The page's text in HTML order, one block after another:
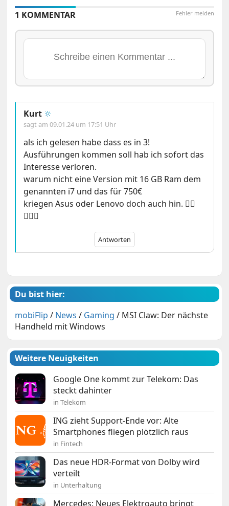
Fehler melden
1 KOMMENTAR
Kurt 🔆
sagt am09.01.24 um 17:51 Uhr
als ich gelesen habe dass es in 3!
Ausführungen kommen soll hab ich sofort das
Interesse verloren.
warum nicht eine Version mit 16 GB Ram dem
genannten i7 und das für 750€
kriegen Asus oder Lenovo doch auch hin. 🤷‍♀️
🤦🏼‍♂️
Antworten
Du bist hier:
mobiFlip / News / Gaming / MSI Claw: Der nächste
Handheld mit Windows
Weitere Neuigkeiten
Google One kommt zur Telekom: Das
steckt dahinter
in Telekom
ING zieht Support-Ende vor: Alte
Smartphones fliegen plötzlich raus
in Fintech
Das neue HDR-Format von Dolby wird
verteilt
in Unterhaltung
Mercedes: Neues Elektroauto bringt